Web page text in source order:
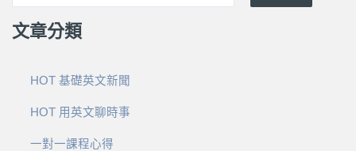
文章分類
HOT 基礎英文新聞
HOT 用英文聊時事
一對一課程心得